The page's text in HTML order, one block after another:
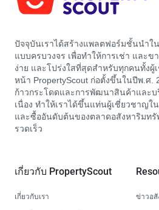
ปัจจุบันเราได้สร้างแพลตฟอร์มชั้นนำใน
แบบครบวงจร เพื่อทำให้การเช่า และข
ง่าย และโปร่งใสที่สุดสำหรับทุกคนทั้งผู้
หน้า PropertyScout ก่อตั้งขึ้นในปีพ.ศ.
ก้าวกระโดดและการพัฒนาสินค้าและบ
เนื่อง ทำให้เราได้ขึ้นแท่นผู้เชี่ยวชาญใ
และซื้ออันดับต้นของตลาดอสังหาริมทรั
รวดเร็ว
เกี่ยวกับ PropertyScout
เกี่ยวกับเรา ข่าวอสั